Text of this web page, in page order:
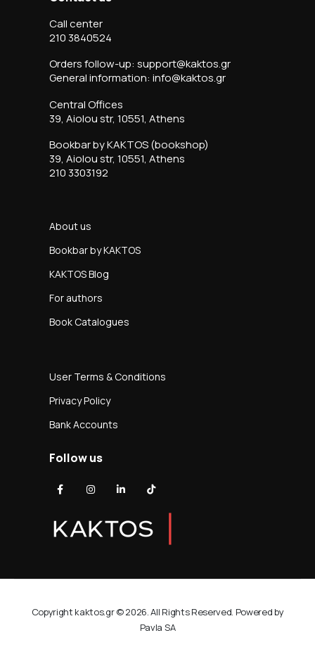
Call center
210 3840524
Orders follow-up: support@kaktos.gr
General information: info@kaktos.gr
Central Offices
39, Aiolou str, 10551, Athens
Bookbar by KAKTOS (bookshop)
39, Aiolou str, 10551, Athens
210 3303192
About us
Bookbar by KAKTOS
KAKTOS Blog
For authors
Book Catalogues
User Terms & Conditions
Privacy Policy
Bank Accounts
Follow us
Copyright kaktos.gr © 2026. All Rights Reserved. Powered by
Pavla SA